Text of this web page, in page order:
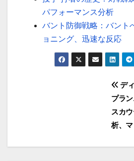
パフォーマンス分析
バント防御戦略：バント
ョニング、迅速な反応
デ
プラ
スカ
析、